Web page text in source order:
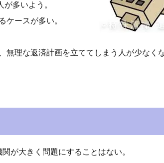
多いよう。
ケースが多い。
無理な返済計画を立ててしまう人が少なく
が大きく問題にすることはない。